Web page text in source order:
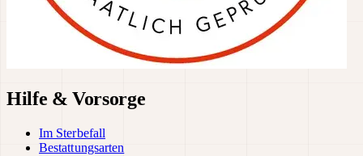
Hilfe & Vorsorge
Im Sterbefall
Bestattungsarten